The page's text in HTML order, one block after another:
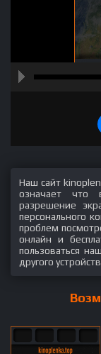
Наш сайт
означает что
разрешение
персонального
проблем
онлайн и
пользоваться
другого